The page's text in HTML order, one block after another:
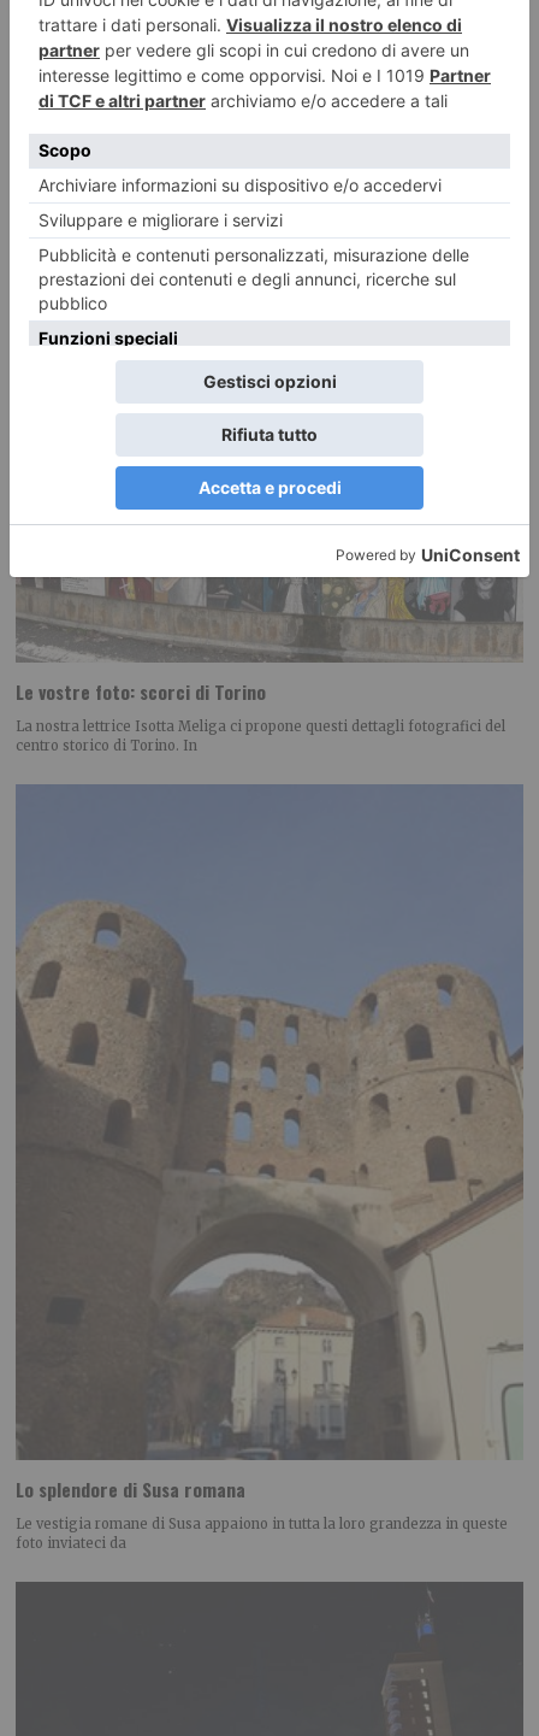
Foto dei lettori: Vedute del/dal Rocciamelone
Ecco le foto di un ciclo di Dipinti Murali realizzati da Silvia Marchionne e
da Gianluca
Le vostre foto: scorci di Torino
La nostra lettrice Isotta Meliga ci propone questi dettagli fotografici del
centro storico di Torino. In
Lo splendore di Susa romana
Le vestigia romane di Susa appaiono in tutta la loro grandezza in queste
foto inviateci da